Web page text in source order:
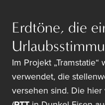
Erdtöne, die
Im Projekt
verwendet, die
versehen sind. Die